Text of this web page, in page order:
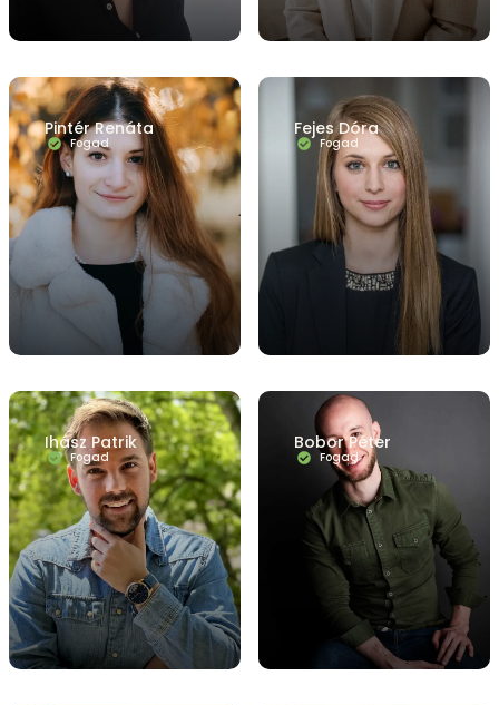
Pintér Renáta
Fogad
Fejes Dóra
Fogad
Ihász Patrik
Fogad
Bobor Péter
Fogad